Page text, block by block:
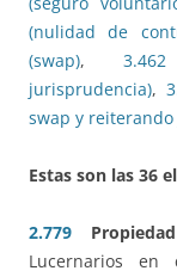
(nulidad de
(swap),
jurisprudencia),
swap y
Estas son las 36
2.779
Lucernarios